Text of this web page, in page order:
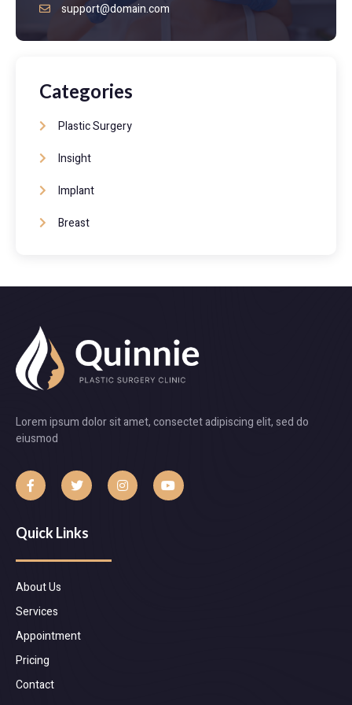
support@domain.com
Categories
Plastic Surgery
Insight
Implant
Breast
Lorem ipsum dolor sit amet, consectet adipiscing elit, sed do
eiusmod
Quick Links
About Us
Services
Appointment
Pricing
Contact